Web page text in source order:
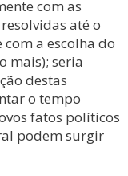
com as
até o
a escolha do
mais); seria
destas
o tempo
fatos políticos
podem surgir